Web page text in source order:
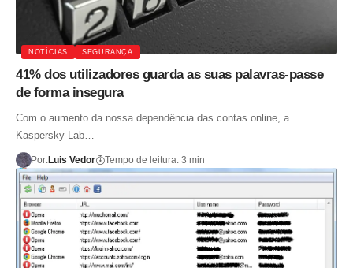
NOTÍCIAS SEGURANÇA
41% dos utilizadores guarda as suas palavras-passe
de forma insegura
Com o aumento da nossa dependência das contas online, a
Kaspersky Lab…
Por:Luis Vedor Tempo de leitura: 3 min